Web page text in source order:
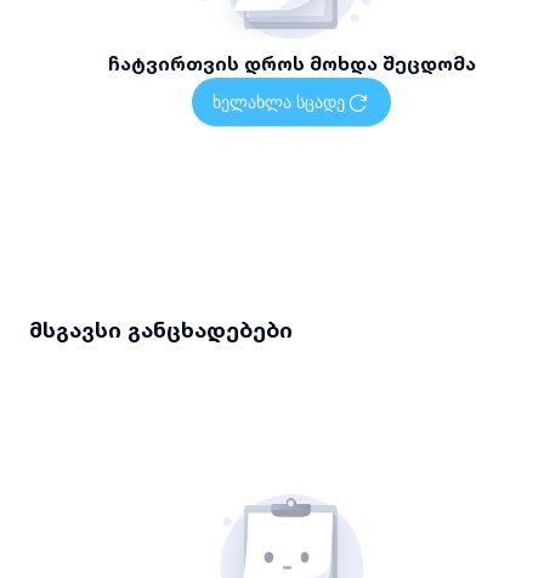
ჩატვირთვის დროს მოხდა შეცდომა
ხელახლა სცადე
მსგავსი განცხადებები